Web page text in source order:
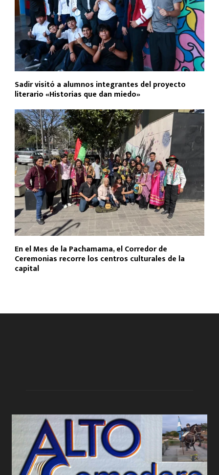
Sadir visitó a alumnos integrantes del proyecto
literario «Historias que dan miedo»
En el Mes de la Pachamama, el Corredor de
Ceremonias recorre los centros culturales de la
capital